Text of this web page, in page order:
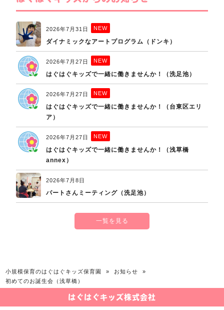
2026年7月31日 NEW
ダイナミックなアートプログラム（ドンキ）
2026年7月27日 NEW
はぐはぐキッズで一緒に働きませんか！（洗足池）
2026年7月27日 NEW
はぐはぐキッズで一緒に働きませんか！（台東区エリ
ア）
2026年7月27日 NEW
はぐはぐキッズで一緒に働きませんか！（浅草橋
annex）
2026年7月8日
パートさんミーティング（洗足池）
一覧を見る
小規模保育のはぐはぐキッズ保育園 » お知らせ
»
初めてのお誕生会（浅草橋）
はぐはぐキッズ株式会社